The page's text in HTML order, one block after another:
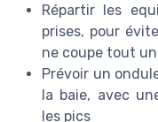
Répartir les
prises, pour
ne coupe tout
Prévoir un
la baie, avec
les pics